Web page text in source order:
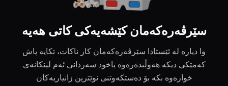
سێرڤەرەکەمان کێشەیەکی کاتی هەیە
وا دیارە لە ئێستادا سێرڤەرەکەمان کار ناکات، تکایە پاش
کەمێکی دیکە هەوڵبدەرەوە یاخود سەردانی ئەم لینکانەی
خوارەوە بکە بۆ دەستکەوتنی نوێترین زانیاریەکان